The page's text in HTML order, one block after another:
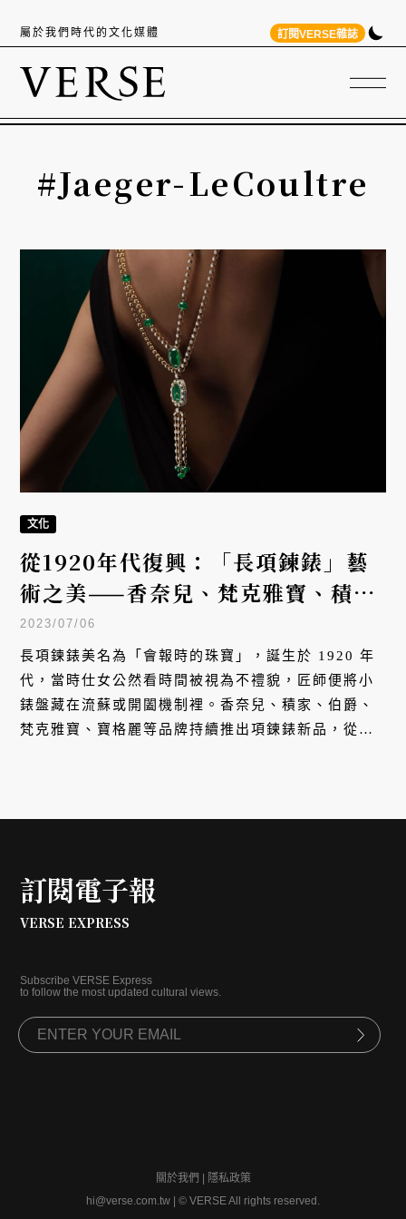
屬於我們時代的文化媒體 訂閱VERSE雜誌
#Jaeger-LeCoultre
文化
從1920年代復興：「長項鍊錶」藝
術之美——香奈兒、梵克雅寶、積家
的報時美學
2023/07/06
長項鍊錶美名為「會報時的珠寶」，誕生於 1920 年
代，當時仕女公然看時間被視為不禮貌，匠師便將小
錶盤藏在流蘇或開闔機制裡。香奈兒、積家、伯爵、
梵克雅寶、寶格麗等品牌持續推出項鍊錶新品，從獅
訂閱電子報
VERSE EXPRESS
Subscribe VERSE Express
to follow the most updated cultural views.
關於我們
隱私政策
hi@verse.com.tw
© VERSE All rights reserved.